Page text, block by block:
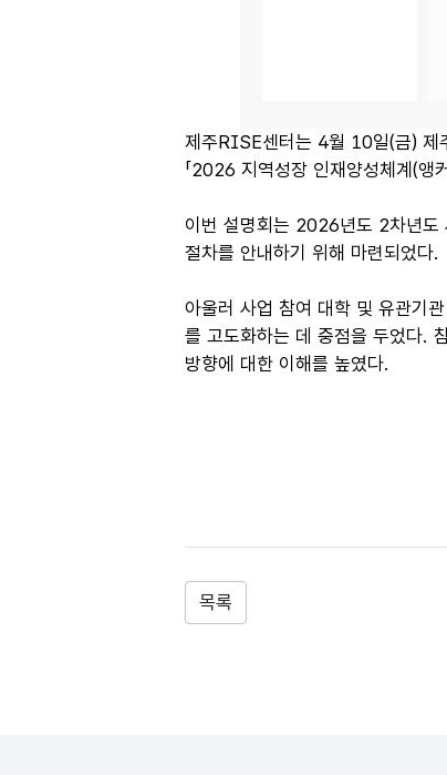
제주RISE센터는 4월 10일(금) 제
「2026 지역성장 인재양성체계(앵
이번 설명회는 2026년도 2차년도
절차를 안내하기 위해 마련되었다.
아울러 사업 참여 대학 및 유관기
를 고도화하는 데 중점을 두었다.
방향에 대한 이해를 높였다.
목록